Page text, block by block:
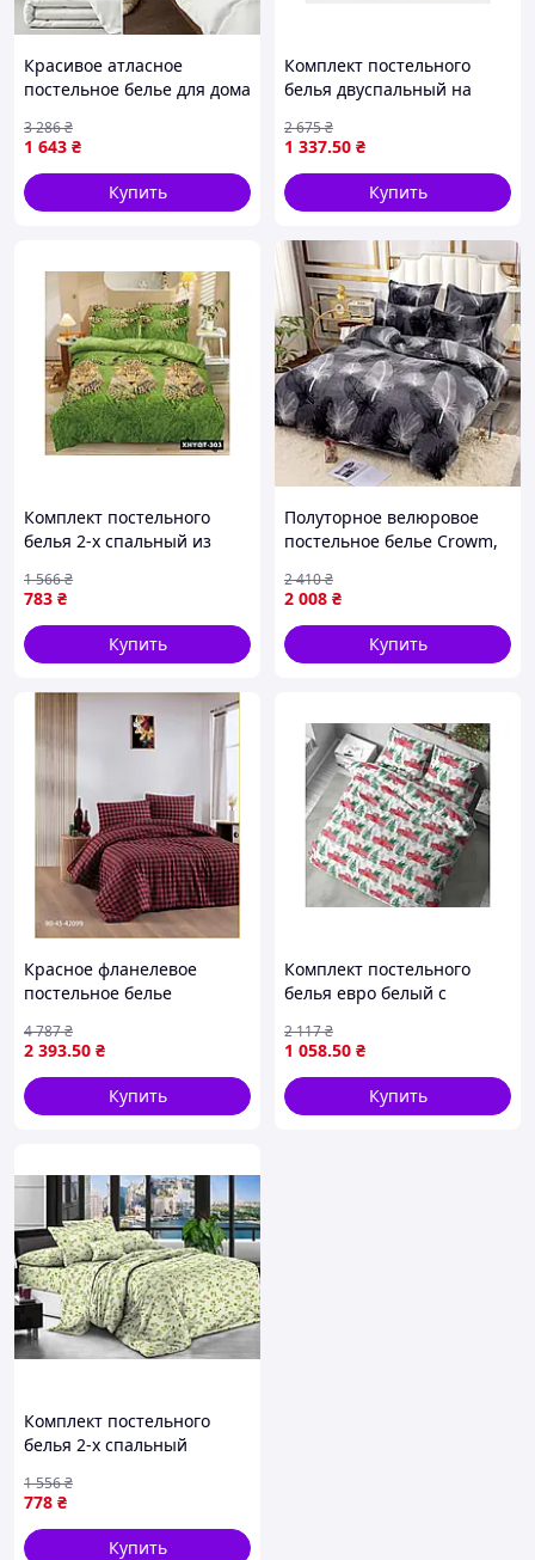
Красивое атласное
постельное белье для дома
белья фабричный пошив
Атласная постель
1 643 ₴
3 286₴
Купить
Комплект постельного
белья двуспальный на
комфортного сна ТМ LELIT
1 337.50 ₴
2 675₴
Купить
Комплект постельного
белья 2-х спальный из
комфортного сна с
наволочками 70х70
783 ₴
1 566₴
Купить
Полуторное велюровое
постельное белье Crowm,
натуральный велюр
2 008 ₴
2 410₴
Купить
Красное фланелевое
постельное белье
в холодную зиму из 100%
хлопка
2 393.50 ₴
4 787₴
Купить
Комплект постельного
белья евро белый с
микрофибры ТМ LELIT арт
Р-0172
1 058.50 ₴
2 117₴
Купить
Комплект постельного
белья 2-х спальный
комфортного сна с
пододеяльником и
наволочками
778 ₴
1 556₴
Купить